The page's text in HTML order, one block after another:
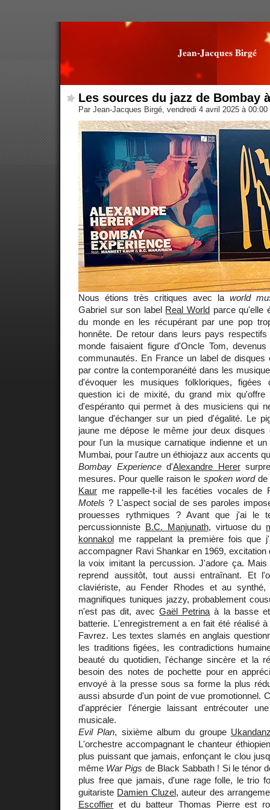
Jean-Jacques Birgé
Les sources du jazz de Bombay
Par Jean-Jacques Birgé, vendredi 4 avril 2025 à 00:00
Nous étions très critiques avec la world
Gabriel sur son label Real World parce qu'elle
du monde en les récupérant par une pop
honnête. De retour dans leurs pays
monde faisaient figure d'Oncle Tom,
communautés. En France un label de
par contre la contemporanéité dans les
d'évoquer les musiques folkloriques,
question ici de mixité, du grand mix qu'offre
d'espéranto qui permet à des musiciens qui
langue d'échanger sur un pied d'égalité. Le
jaune me dépose le même jour deux
pour l'un la musique carnatique indienne et
Mumbai, pour l'autre un éthiojazz aux accents
Bombay Experienced'Alexandre Herer
mesures. Pour quelle raison le spoken wordde
Kaur me rappelle-t-il les facéties vocales de
Motels ? L'aspect social de ses paroles
prouesses rythmiques ? Avant que j'ai le
percussionniste B.C. Manjunath, virtuose du
konnakol me rappelant la première fois que
accompagner Ravi Shankar en 1969, excitation
la voix imitant la percussion. J'adore ça.
reprend aussitôt, tout aussi entraînant. Et
claviériste, au Fender Rhodes et au
magnifiques tuniques jazzy, probablement
n'est pas dit, avecGaël Petrina à la basse
batterie. L'enregistrement a en fait été réalisé
Favrez. Les textes slamés en anglais
les traditions figées, les contradictions
beauté du quotidien, l'échange sincère et la
besoin des notes de pochette pour en
envoyé à la presse sous sa forme la plus
aussi absurde d'un point de vue promotionnel.
d'apprécier l'énergie laissant entrécouter
musicale.
Evil Plan, sixième album du groupe
L'orchestre accompagnant le chanteur
plus puissant que jamais, enfonçant le clou
même War Pigs de Black Sabbath ! Si le ténor
plus free que jamais, d'une rage folle, le trio
guitariste Damien Cluzel, auteur des
Escoffier et du batteur Thomas Pierre est